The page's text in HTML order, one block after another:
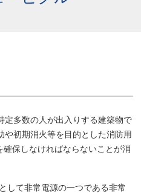
定多数の人が出入りする建築物で
や初期消火等を目的とした消防用
保しなければならないことが消
して非常電源の一つである非常